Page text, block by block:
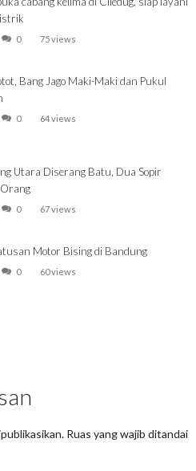
0 75 views
Bang Jago Maki-Maki dan Pukul
0 64 views
Utara Diserang Batu, Dua Sopir
0 67 views
Motor Bising di Bandung
0 60 views
Ruas yang wajib ditandai